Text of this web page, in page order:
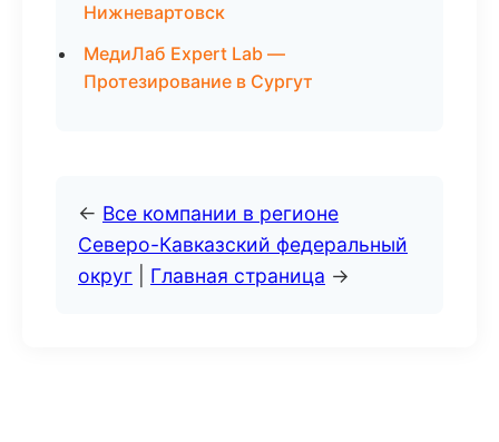
Нижневартовск
МедиЛаб Expert Lab —
Протезирование в Сургут
← Все компании в регионе
Северо-Кавказский федеральный
округ
Главная страница →